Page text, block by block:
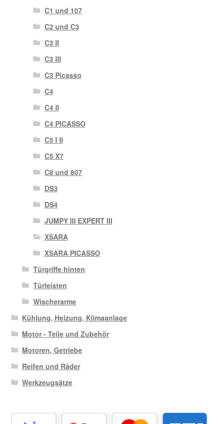
C1 und 107
C2 und C3
C3 II
C3 III
C3 Picasso
C4
C4 II
C4 PICASSO
C5 I II
C5 X7
C8 und 807
DS3
DS4
JUMPY III EXPERT III
XSARA
XSARA PICASSO
Türgriffe hinten
Türleisten
Wischerarme
Kühlung, Heizung, Klimaanlage
Motor - Teile und Zubehör
Motoren, Getriebe
Reifen und Räder
Werkzeugsätze